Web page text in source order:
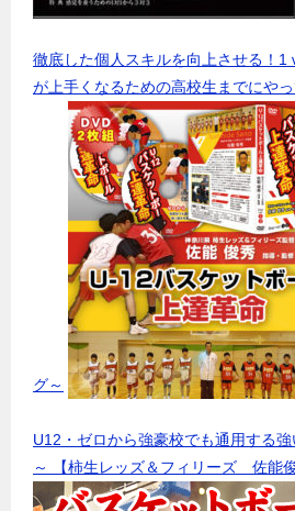
徹底した個人スキルを向上させる！1
が上手くなるための高校生までにや
グ～
U12・ゼロから強豪校でも通用する
～ 【柿生レッズ＆フィリーズ 佐能